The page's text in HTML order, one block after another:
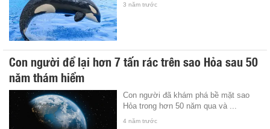
3 năm trước
Con người để lại hơn 7 tấn rác trên sao Hỏa sau 50
năm thám hiểm
Con người đã khám phá bề mặt sao
Hỏa trong hơn 50 năm qua và ...
4 năm trước